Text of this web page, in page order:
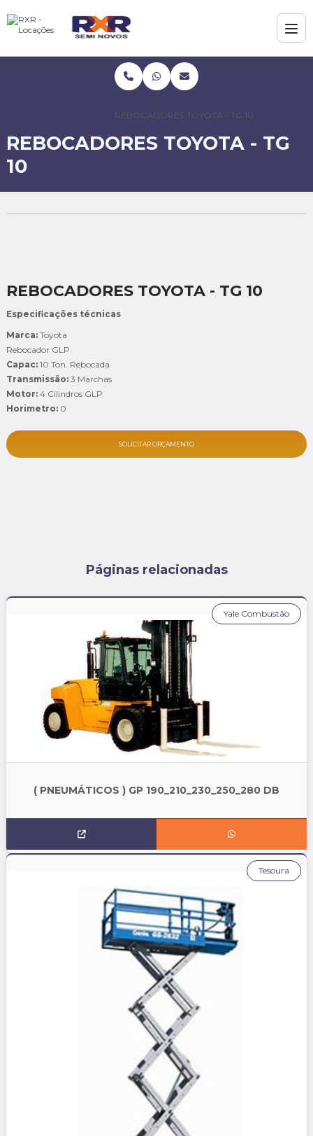
REBOCADORES TOYOTA - TG 10
REBOCADORES TOYOTA - TG
10
REBOCADORES TOYOTA - TG 10
Especificações técnicas
Marca: Toyota
Rebocador GLP
Capac: 10 Ton. Rebocada
Transmissão: 3 Marchas
Motor: 4 Cilindros GLP
Horimetro: 0
SOLICITAR ORÇAMENTO
Páginas relacionadas
( PNEUMÁTICOS ) GP 190_210_230_250_280 DB
Yale Combustão
Tesoura